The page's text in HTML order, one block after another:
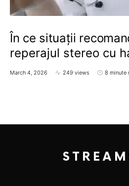
În ce situații
reperajul stereo cu
March 4, 2026 249 views 8 minute